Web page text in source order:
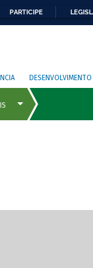
PARTICIPE
DESENVOLVIMENTO